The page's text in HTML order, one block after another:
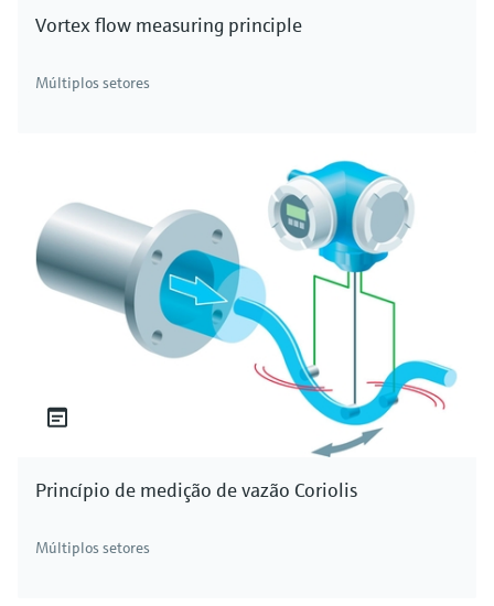
Vortex flow measuring principle
Múltiplos setores
Princípio de medição de vazão Coriolis
Múltiplos setores